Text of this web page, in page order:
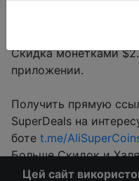
Скидка монетками
приложении.
Получить прямую
SuperDeals на
боте t.me/
Больше Скидок и
t.me/
Цей сайт